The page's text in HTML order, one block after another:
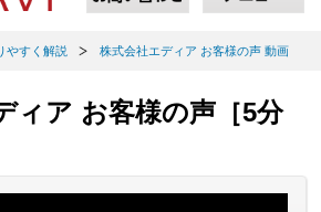
やすく解説 株式会社エディア お客様の声 動画
ィア お客様の声［5分